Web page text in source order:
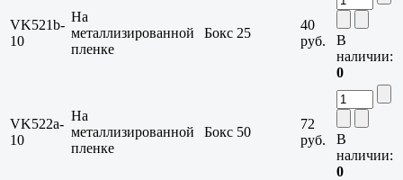
VK521b-
10
На
металлизированной
пленке
Бокс 25
40
руб.
В
наличии:
0
VK522a-
10
На
металлизированной
пленке
Бокс 50
72
руб.
В
наличии:
0